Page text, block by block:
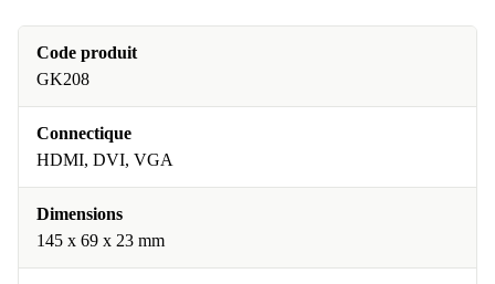
Code produit
GK208
Connectique
HDMI, DVI, VGA
Dimensions
145 x 69 x 23 mm